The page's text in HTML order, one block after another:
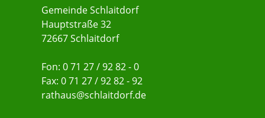
Gemeinde Schlaitdorf
Hauptstraße 32
72667 Schlaitdorf
Fon: 0 71 27 / 92 82 - 0
Fax: 0 71 27 / 92 82 - 92
rathaus@schlaitdorf.de